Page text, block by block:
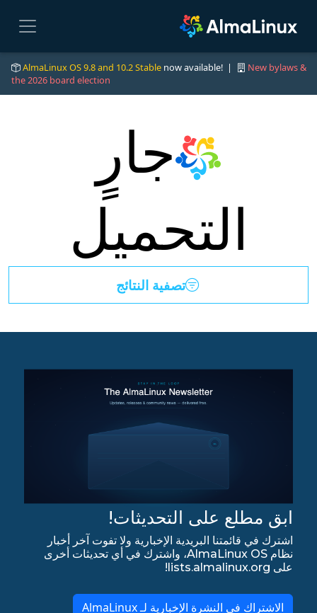
AlmaLinux OS 9.8 and 10.2 Stable now available! |
New bylaws &
the 2026 board election
جارٍ
التحميل
تصفية النتائج
ابق مطلع على التحديثات!
اشترك في قائمتنا البريدية الإخبارية ولا تفوت آخر أخبار
نظام AlmaLinux OS، واشترك في أي تحديثات أخرى
على lists.almalinux.org!
الاشتراك في النشرة الإخبارية لـ AlmaLinux